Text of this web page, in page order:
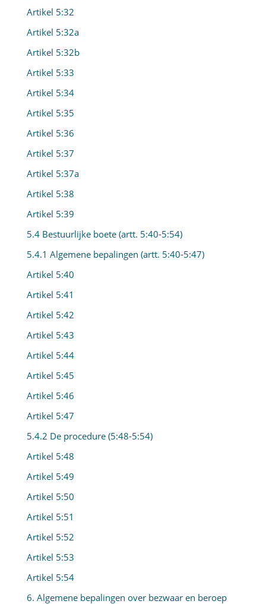
Artikel 5:32
Artikel 5:32a
Artikel 5:32b
Artikel 5:33
Artikel 5:34
Artikel 5:35
Artikel 5:36
Artikel 5:37
Artikel 5:37a
Artikel 5:38
Artikel 5:39
5.4 Bestuurlijke boete (artt. 5:40-5:54)
5.4.1 Algemene bepalingen (artt. 5:40-5:47)
Artikel 5:40
Artikel 5:41
Artikel 5:42
Artikel 5:43
Artikel 5:44
Artikel 5:45
Artikel 5:46
Artikel 5:47
5.4.2 De procedure (5:48-5:54)
Artikel 5:48
Artikel 5:49
Artikel 5:50
Artikel 5:51
Artikel 5:52
Artikel 5:53
Artikel 5:54
6. Algemene bepalingen over bezwaar en beroep